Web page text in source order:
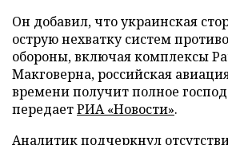
Он добавил, что украинская
острую нехватку систем
обороны, включая комплексы
Макговерна, российская
времени получит полное
передаетРИА «Новости».
Аналитик подчеркнул